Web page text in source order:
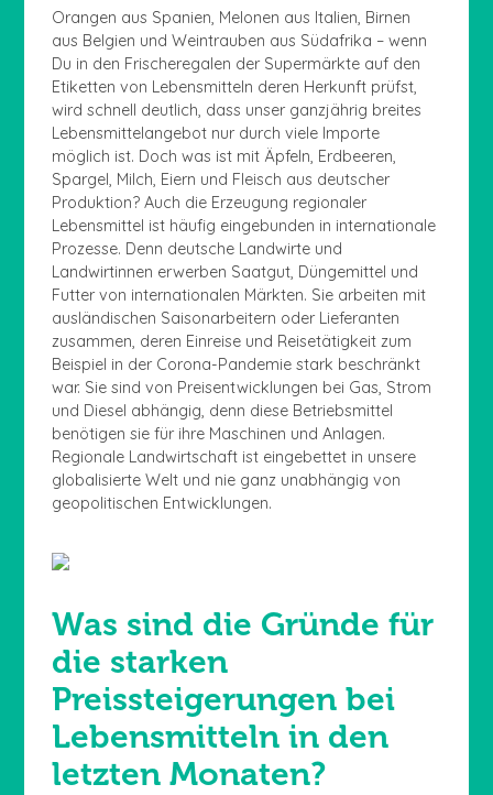
Orangen aus Spanien, Melonen aus Italien, Birnen
aus Belgien und Weintrauben aus Südafrika – wenn
Du in den Frischeregalen der Supermärkte auf den
Etiketten von Lebensmitteln deren Herkunft prüfst,
wird schnell deutlich, dass unser ganzjährig breites
Lebensmittelangebot nur durch viele Importe
möglich ist. Doch was ist mit Äpfeln, Erdbeeren,
Spargel, Milch, Eiern und Fleisch aus deutscher
Produktion? Auch die Erzeugung regionaler
Lebensmittel ist häufig eingebunden in internationale
Prozesse. Denn deutsche Landwirte und
Landwirtinnen erwerben Saatgut, Düngemittel und
Futter von internationalen Märkten. Sie arbeiten mit
ausländischen Saisonarbeitern oder Lieferanten
zusammen, deren Einreise und Reisetätigkeit zum
Beispiel in der Corona-Pandemie stark beschränkt
war. Sie sind von Preisentwicklungen bei Gas, Strom
und Diesel abhängig, denn diese Betriebsmittel
benötigen sie für ihre Maschinen und Anlagen.
Regionale Landwirtschaft ist eingebettet in unsere
globalisierte Welt und nie ganz unabhängig von
geopolitischen Entwicklungen.
Was sind die Gründe für
die starken
Preissteigerungen bei
Lebensmitteln in den
letzten Monaten?